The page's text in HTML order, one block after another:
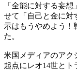
「全能に対する妄
せて「自己と金に対
示はもうやめよう！
た。
米国メディアのアク
起点にレオ14世と